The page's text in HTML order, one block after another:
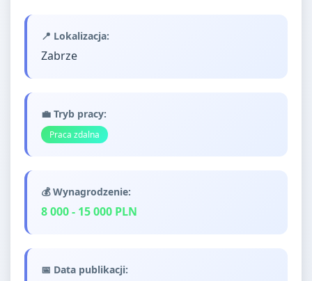
📍 Lokalizacja:
Zabrze
💼 Tryb pracy:
Praca zdalna
💰 Wynagrodzenie:
8 000 - 15 000 PLN
📅 Data publikacji: